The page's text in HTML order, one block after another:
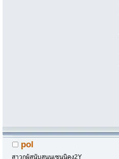
pol
สาวกผู้สนับสนุนเซนนิคุง2Y